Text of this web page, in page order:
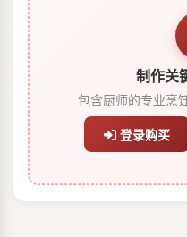
制作关
包含厨师的专业烹
登录购买